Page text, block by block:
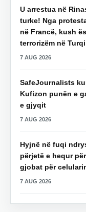
U arrestua në
turke! Nga
në Francë, kush
terrorizëm në Turqi
7 AUG 2026
SafeJournalists
Kufizon punën e
e gjyqit
7 AUG 2026
Hyjnë në fuqi
përjetë e hequr
gjobat për
7 AUG 2026